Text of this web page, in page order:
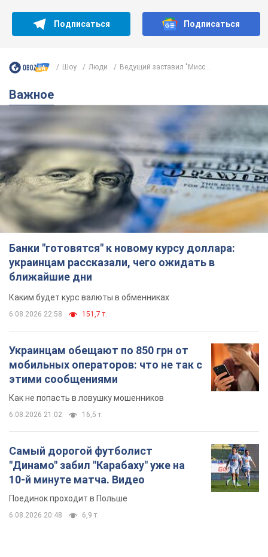
Подписаться Подписаться
Шоу Люди Ведущий заставил "Мисс...
Важное
Банки "готовятся" к новому курсу доллара:
украинцам рассказали, чего ожидать в
ближайшие дни
Каким будет курс валюты в обменниках
6.08.2026 22:58 151,7 т.
Украинцам обещают по 850 грн от
мобильных операторов: что не так с
этими сообщениями
Как не попасть в ловушку мошенников
6.08.2026 21:02 16,5 т.
Самый дорогой футболист
"Динамо" забил "Карабаху" уже на
10-й минуте матча. Видео
Поединок проходит в Польше
6.08.2026 20:48 6,9 т.